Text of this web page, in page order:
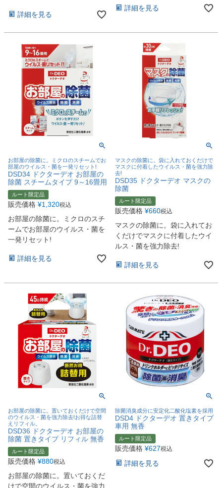
詳細を見る
詳細を見る
お部屋の除菌に。ミクロのスチームでお
部屋のウイルス・菌を一発リセット!
DSD34 ドクターデオ お部屋の
除菌 スチームタイプ 9～16畳用
ルート限定品
販売価格 ¥1,320税込
お部屋の除菌に。ミクロのスチ
ームでお部屋のウイルス・菌を
一発リセット!
詳細を見る
マスクの除菌に。袋に入れておくだけで
マスクに付着したウイルス・菌を強力除
去!
DSD35 ドクターデオ マスクの
除菌
ルート限定品
販売価格 ¥660税込
マスクの除菌に。袋に入れてお
くだけでマスクに付着したウイ
ルス・菌を強力除去!
詳細を見る
お部屋の除菌に。置いておくだけで空間
のウイルス・菌を強力除去!お得な詰替
えリフィル。
DSD36 ドクターデオ お部屋の
除菌 置きタイプ リフィル 無香
ルート限定品
販売価格 ¥880税込
お部屋の除菌に。置いておくだ
けで空間のウイルス・菌を強力
除菌消臭成分に安定化二酸化塩素を採用
DSD4 ドクターデオ 置きタイプ
車用 無香
ルート限定品
販売価格 ¥627税込
詳細を見る